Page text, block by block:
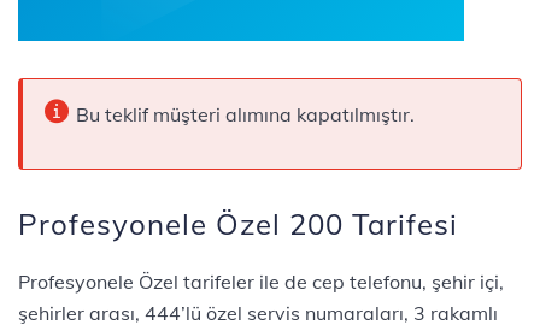
Bu teklif müşteri alımına kapatılmıştır.
Profesyonele Özel 200 Tarifesi
​​​​​​Profesyonele Özel tarifeler ile de cep telefonu, şehir içi,
şehirler arası, 444’lü özel servis numaraları, 3 rakamlı